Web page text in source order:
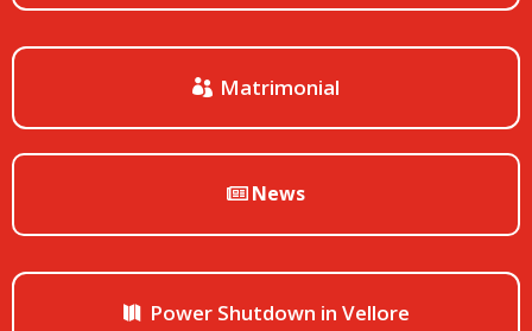
Matrimonial
News
Power Shutdown in Vellore